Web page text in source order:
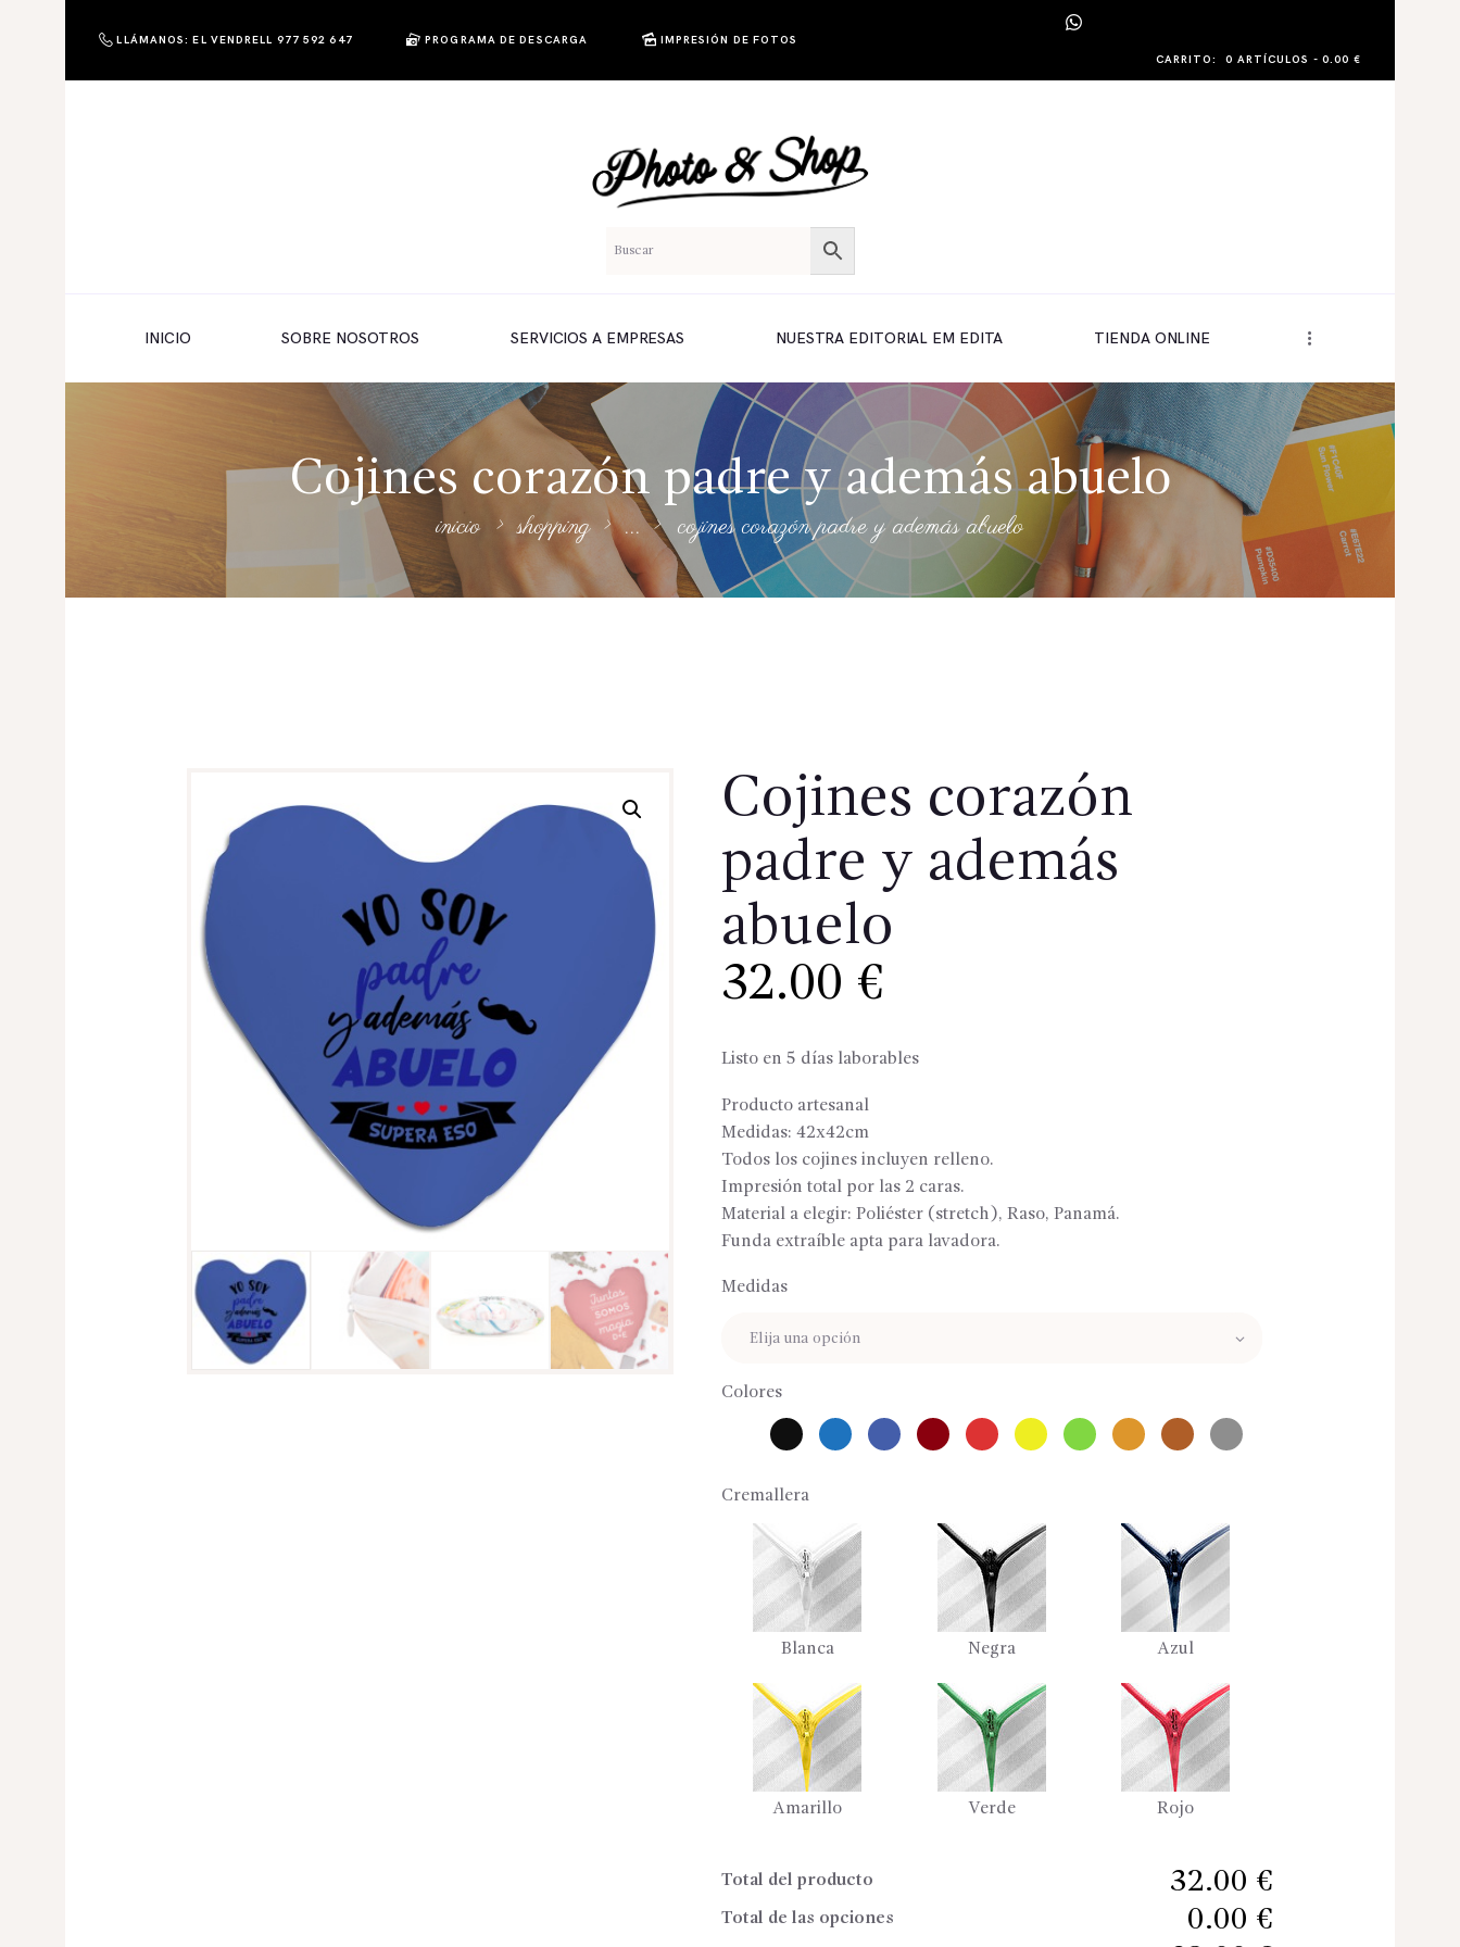
LLÁMANOS: EL VENDRELL 977 592 647 PROGRAMA DE DESCARGA
IMPRESIÓN DE FOTOS
CARRITO:
0 ARTÍCULOS - 0.00 €
INICIO SOBRE NOSOTROS SERVICIOS A EMPRESAS NUESTRA EDITORIAL EM EDITA TIENDA ONLINE
Cojines corazón padre y además abuelo
inicio shopping ... cojines corazón padre y además abuelo
PHOTO & SHOP
TIENDA ONLINE
Cojines corazón
padre y además
abuelo
32.00 €
Listo en 5 días laborables
Producto artesanal
Medidas: 42x42cm
Todos los cojines incluyen relleno.
Impresión total por las 2 caras.
Material a elegir: Poliéster (stretch), Raso, Panamá.
Funda extraíble apta para lavadora.
Medidas
Colores
Cremallera
Blanca Negra Azul
Amarillo Verde Rojo
Total del producto 32.00 €
Total de las opciones 0.00 €